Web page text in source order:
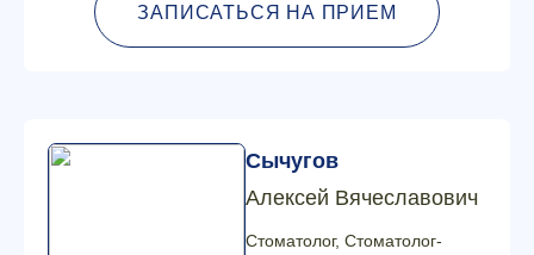
ЗАПИСАТЬСЯ НА ПРИЕМ
Сычугов
Алексей Вячеславович
Стоматолог, Стоматолог-